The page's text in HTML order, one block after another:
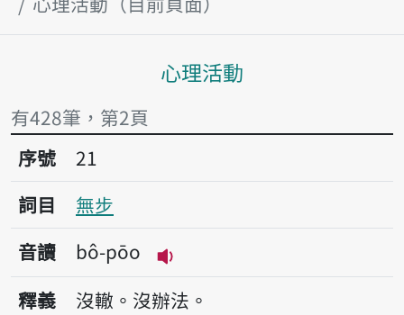
主內容區塊
心理活動
有428筆，第2頁
序號21無步
序號
21
詞目
無步
音讀
bô-pōo
播放音讀bô-pōo
釋義
沒轍。沒辦法。